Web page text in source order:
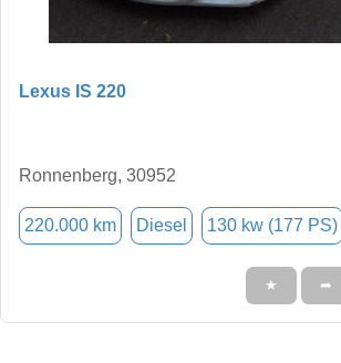
Lexus IS 220
Ronnenberg, 30952
220.000 km Diesel 130 kw (177 PS)
★ ➦